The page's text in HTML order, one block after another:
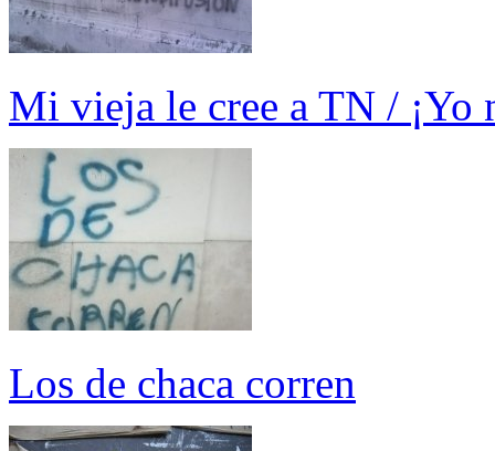
Mi vieja le cree a TN /
Los de chaca corren